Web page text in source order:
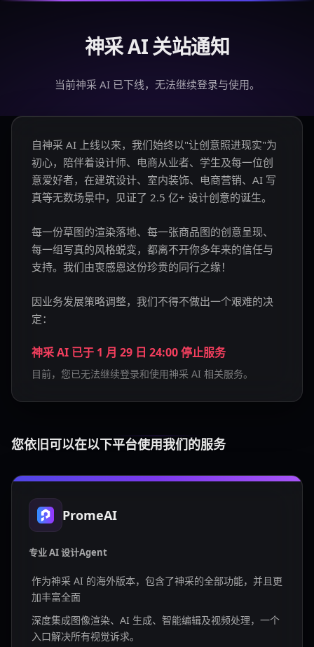
神采 AI 关站通知
当前神采 AI 已下线，无法继续登录与使用。
自神采 AI 上线以来，我们始终以"让创意照进现实"为
初心，陪伴着设计师、电商从业者、学生及每一位创
意爱好者，在建筑设计、室内装饰、电商营销、AI 写
真等无数场景中，见证了 2.5 亿+ 设计创意的诞生。
每一份草图的渲染落地、每一张商品图的创意呈现、
每一组写真的风格蜕变，都离不开你多年来的信任与
支持。我们由衷感恩这份珍贵的同行之缘！
因业务发展策略调整，我们不得不做出一个艰难的决
定：
神采 AI 已于 1 月 29 日 24:00 停止服务
目前，您已无法继续登录和使用神采 AI 相关服务。
您依旧可以在以下平台使用我们的服务
PromeAI
专业 AI 设计Agent
作为神采 AI 的海外版本，包含了神采的全部功能，并且更
加丰富全面
深度集成图像渲染、AI 生成、智能编辑及视频处理，一个
入口解决所有视觉诉求。